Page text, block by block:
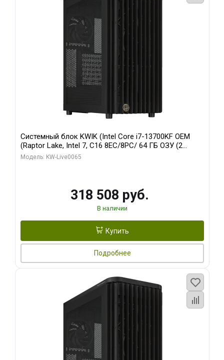
Системный блок KWIK (Intel Core i7-13700KF OEM
(Raptor Lake, Intel 7, C16 8EC/8PC/ 64 ГБ ОЗУ (2
модуля)/ ASUS RTX5080 PROART OC 16GB GDDR7
Модель: KW-Live0065
318 508 руб.
В наличии
Купить
Подробнее